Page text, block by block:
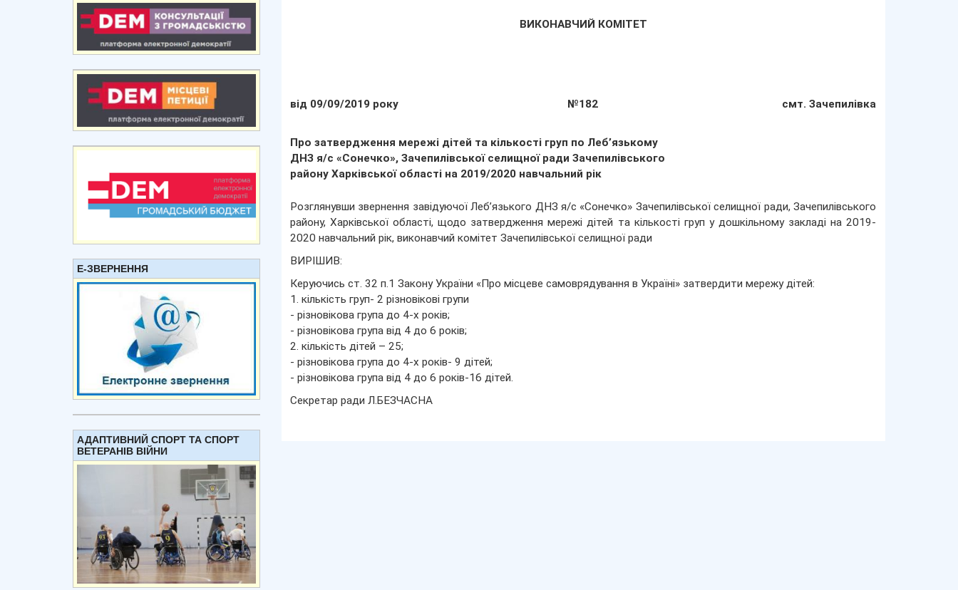
Е-ЗВЕРНЕННЯ
АДАПТИВНИЙ СПОРТ ТА СПОРТ
ВЕТЕРАНІВ ВІЙНИ
ВИКОНАВЧИЙ КОМІТЕТ
від 09/09/2019 року №182 смт. Зачепилівка
Про затвердження мережі дітей та кількості груп по Леб’язькому
ДНЗ я/с «Сонечко», Зачепилівської селищної ради Зачепилівського
району Харківської області на 2019/2020 навчальний рік
Розглянувши звернення завідуючої Леб’язького ДНЗ я/с «Сонечко» Зачепилівської селищної ради, Зачепилівського
району, Харківської області, щодо затвердження мережі дітей та кількості груп у дошкільному закладі на 2019-
2020 навчальний рік, виконавчий комітет Зачепилівської селищної ради
ВИРІШИВ:
Керуючись ст. 32 п.1 Закону України «Про місцеве самоврядування в Україні» затвердити мережу дітей:
1. кількість груп- 2 різновікові групи
- різновікова група до 4-х років;
- різновікова група від 4 до 6 років;
2. кількість дітей – 25;
- різновікова група до 4-х років- 9 дітей;
- різновікова група від 4 до 6 років-16 дітей.
Секретар ради Л.БЕЗЧАСНА